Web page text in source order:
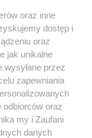
oraz inne
dostęp i
oraz
jak unikalne
wysyłane przez
zapewniania
odbiorców oraz
my i Zaufani
danych